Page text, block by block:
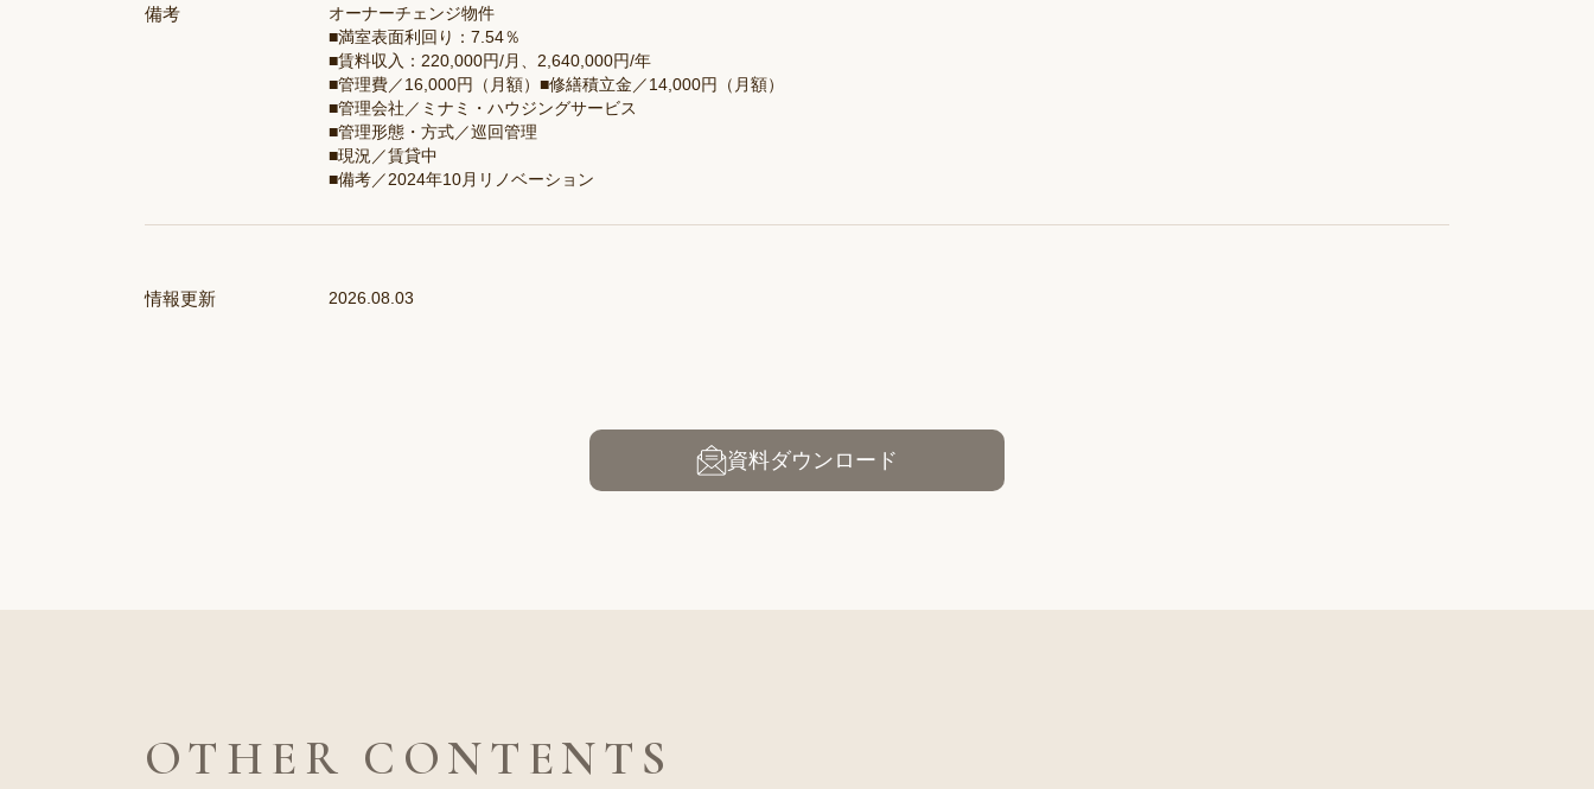
備考
オーナーチェンジ物件
■満室表面利回り：7.54％
■賃料収入：220,000円/月、2,640,000円/年
■管理費／16,000円（月額）■修繕積立金／14,000円（月額）
■管理会社／ミナミ・ハウジングサービス
■管理形態・方式／巡回管理
■現況／賃貸中
■備考／2024年10月リノベーション
情報更新 2026.08.03
資料ダウンロード
OTHER CONTENTS